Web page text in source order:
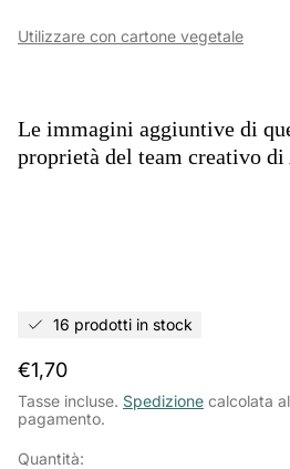
Utilizzare con cartone vegetale
Le immagini aggiuntive di
proprietà del team creativo
16 prodotti in stock
Prezzo
normale
€1,70
Tasse incluse. Spedizione calcolata
pagamento.
Quantità: